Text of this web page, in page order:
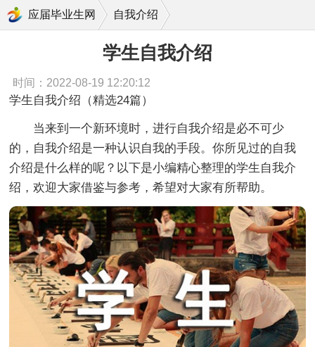
应届毕业生网 自我介绍
学生自我介绍
时间：2022-08-19 12:20:12
学生自我介绍（精选24篇）
当来到一个新环境时，进行自我介绍是必不可少
的，自我介绍是一种认识自我的手段。你所见过的自我
介绍是什么样的呢？以下是小编精心整理的学生自我介
绍，欢迎大家借鉴与参考，希望对大家有所帮助。